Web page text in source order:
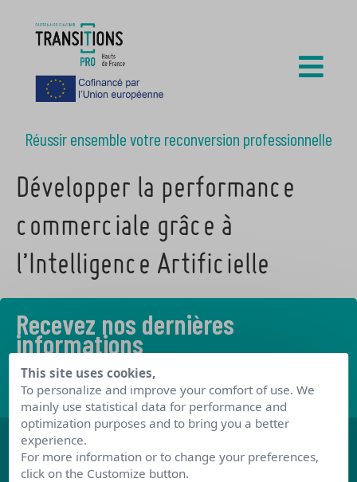
Réussir ensemble votre reconversion professionnelle
Développer la performance
commerciale grâce à
l’Intelligence Artificielle
Recevez nos dernières
informations
Découvrez les derniers articles de notre blog
ABONNEZ-VOUS
This site uses cookies,
To personalize and improve your comfort of use. We
mainly use statistical data for performance and
optimization purposes and to bring you a better
experience.
For more information or to change your preferences,
click on the Customize button.